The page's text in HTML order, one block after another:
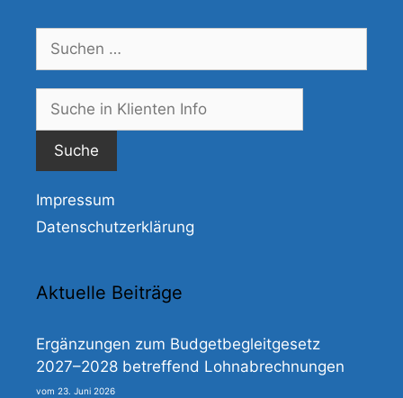
Suchen
nach:
Impressum
Datenschutzerklärung
Aktuelle Beiträge
Ergänzungen zum Budgetbegleitgesetz
2027–2028 betreffend Lohnabrechnungen
23. Juni 2026